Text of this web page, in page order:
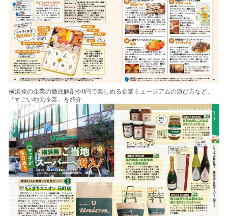
横浜発の企業の徹底解剖や0円で楽しめる企業ミュージアムの遊び方など、
「すごい地元企業」を紹介